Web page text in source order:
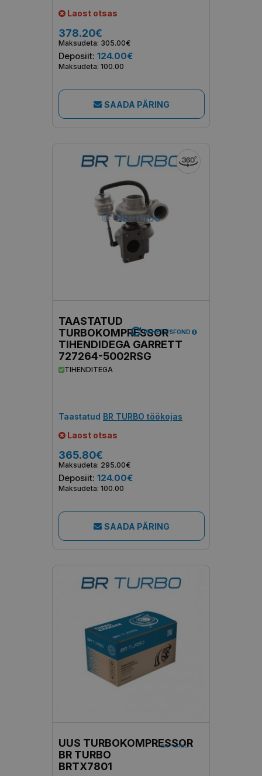
Laost otsas
378.20€
Maksudeta: 305.00€
Deposiit: 124.00€
Maksudeta: 100.00
SAADA PÄRING
TAASTATUD
TURBOKOMPRESSOR
TIHENDIDEGA GARRETT
727264-5002RSG
TIHENDITEGA
Taastatud BR TURBO töökojas
Laost otsas
365.80€
Maksudeta: 295.00€
Deposiit: 124.00€
Maksudeta: 100.00
VAHETUSFOND
SAADA PÄRING
UUS TURBOKOMPRESSOR
BR TURBO
BRTX7801